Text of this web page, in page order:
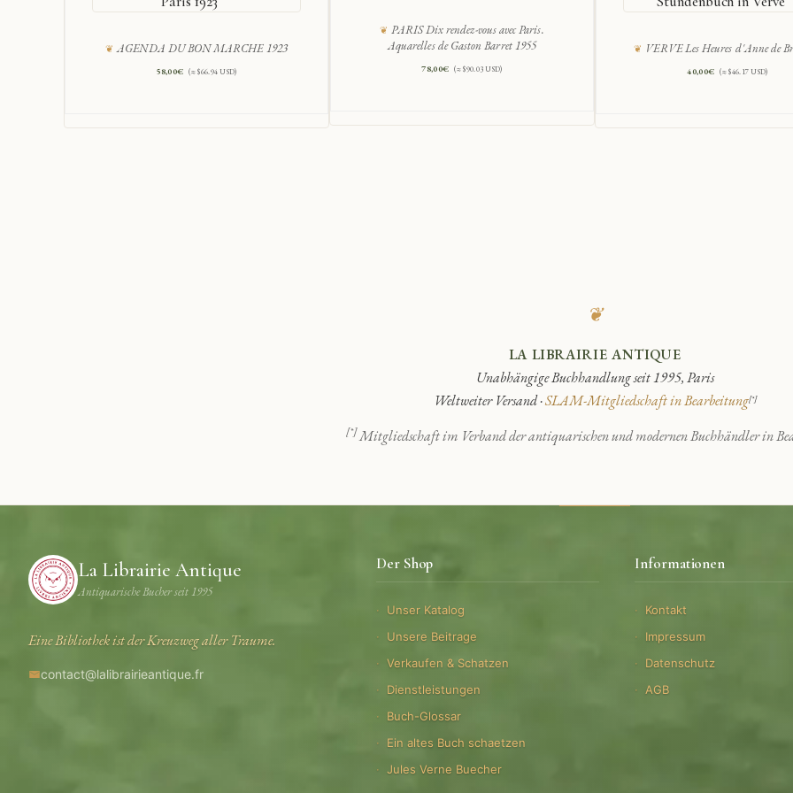
AGENDA DU BON MARCHE 1923
58,00€ (≈ $66.94 USD)
PARIS Dix rendez-vous avec Paris.
Aquarelles de Gaston Barret 1955
78,00€ (≈ $90.03 USD)
VERVE Les Heures d'Anne de
40,00€ (≈ $46.17 USD)
❦
LA LIBRAIRIE ANTIQUE
Unabhängige Buchhandlung seit 1995, Paris
Weltweiter Versand ·SLAM-Mitgliedschaft in Bearbeitung[*]
[*]Mitgliedschaft im Verband der antiquarischen und modernen Buchhändler in
La Librairie Antique
Antiquarische Bucher seit 1995
Eine Bibliothek ist der Kreuzweg aller Traume.
contact@lalibrairieantique.fr
Der Shop
Unser Katalog
Unsere Beitrage
Verkaufen & Schatzen
Dienstleistungen
Buch-Glossar
Ein altes Buch schaetzen
Jules Verne Buecher
Informationen
Kontakt
Impressum
Datenschutz
AGB